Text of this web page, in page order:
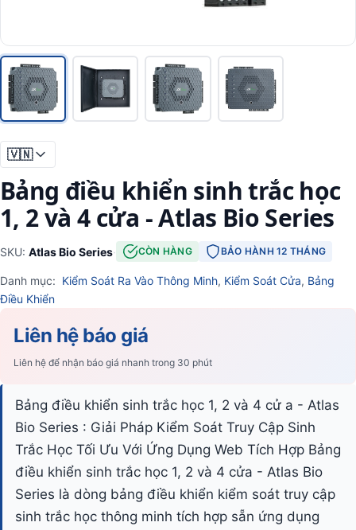
🇻🇳
Bảng điều khiển sinh trắc học
1, 2 và 4 cửa - Atlas Bio Series
SKU: Atlas Bio Series· CÒN HÀNG BẢO HÀNH 12 THÁNG
Danh mục: Kiểm Soát Ra Vào Thông Minh, Kiểm Soát Cửa, Bảng
Điều Khiển
Liên hệ báo giá
Liên hệ để nhận báo giá nhanh trong 30 phút
Bảng điều khiển sinh trắc học 1, 2 và 4 cử a - Atlas
Bio Series : Giải Pháp Kiểm Soát Truy Cập Sinh
Trắc Học Tối Ưu Với Ứng Dụng Web Tích Hợp Bảng
điều khiển sinh trắc học 1, 2 và 4 cửa - Atlas Bio
Series là dòng bảng điều khiển kiểm soát truy cập
sinh trắc học thông minh tích hợp sẵn ứng dụng